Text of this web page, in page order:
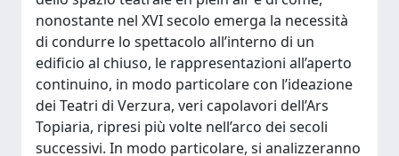
nonostante nel XVI secolo emerga la necessità
di condurre lo spettacolo all’interno di un
edificio al chiuso, le rappresentazioni all’aperto
continuino, in modo particolare con l’ideazione
dei Teatri di Verzura, veri capolavori dell’Ars
Topiaria, ripresi più volte nell’arco dei secoli
successivi. In modo particolare, si analizzeranno